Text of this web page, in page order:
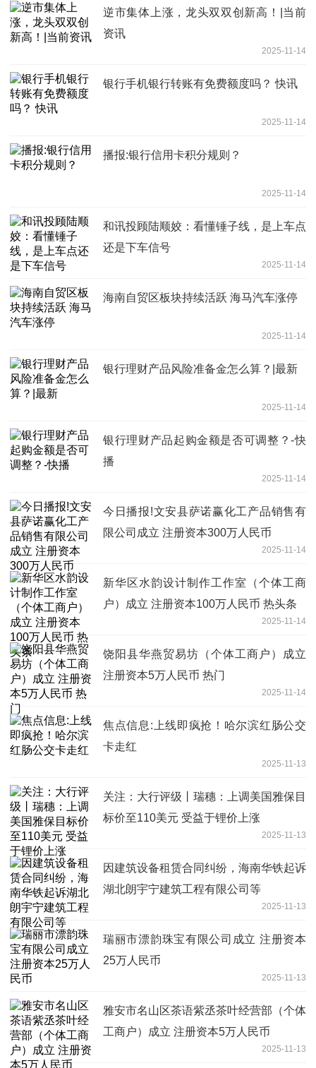
逆市集体上涨，龙头双双创新高！|当前
资讯
2025-11-14
银行手机银行转账有免费额度吗？ 快讯
2025-11-14
播报:银行信用卡积分规则？
2025-11-14
和讯投顾陆顺姣：看懂锤子线，是上车点
还是下车信号
2025-11-14
海南自贸区板块持续活跃 海马汽车涨停
2025-11-14
银行理财产品风险准备金怎么算？|最新
2025-11-14
银行理财产品起购金额是否可调整？-快
播
2025-11-14
今日播报!文安县萨诺赢化工产品销售有
限公司成立 注册资本300万人民币
2025-11-14
新华区水韵设计制作工作室（个体工商
户）成立 注册资本100万人民币 热头条
2025-11-14
饶阳县华燕贸易坊（个体工商户）成立
注册资本5万人民币 热门
2025-11-14
焦点信息:上线即疯抢！哈尔滨红肠公交
卡走红
2025-11-13
关注：大行评级丨瑞穗：上调美国雅保目
标价至110美元 受益于锂价上涨
2025-11-13
因建筑设备租赁合同纠纷，海南华铁起诉
湖北朗宇宁建筑工程有限公司等
2025-11-13
瑞丽市漂韵珠宝有限公司成立 注册资本
25万人民币
2025-11-13
雅安市名山区茶语紫丞茶叶经营部（个体
工商户）成立 注册资本5万人民币
2025-11-13